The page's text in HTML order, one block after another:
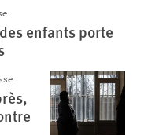
enfants porte